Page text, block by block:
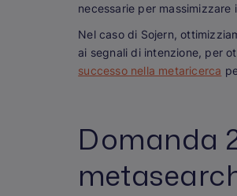
necessarie per
Nel caso di Sojern,
ai segnali di intenzione, per
successo nella metaricerca
Domanda